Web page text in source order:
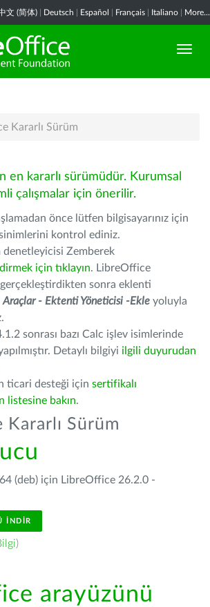
文 (简体) Deutsch Español Français Italiano More...
Kararlı Sürüm
en kararlı sürümüdür. Kurumsal
çalışmalar için önerilir.
önce lütfen bilgisayarınız için
kontrol ediniz.
denetleyicisi Zemberek
için tıklayın. LibreOffice
sonra eklenti
Araçlar - Ektenti Yöneticisi -Ekle yoluyla
sonrası bazı Calc işlev isimlerinde
Detaylı bilgiyi ilgili duyurudan
ticari desteği için sertifikalı
listesine bakın.
Sürüm
(deb) için LibreOffice 26.2.0 -
İNDIR
)
arayüzünü